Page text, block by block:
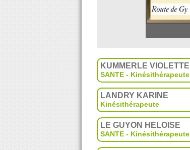
KUMMERLE VIOLETTE
SANTE - Kinésithérapeute
LANDRY KARINE
Kinésithérapeute
LE GUYON HÉLOÏSE
SANTE - Kinésithérapeute